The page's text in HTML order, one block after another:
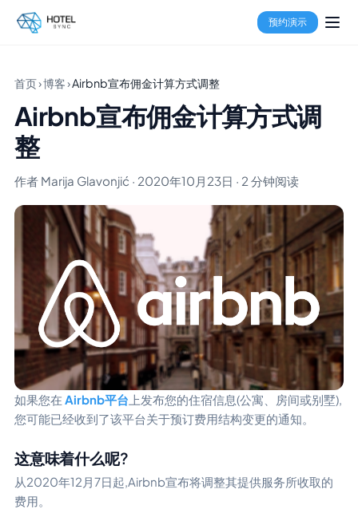
预约演示
首页›博客›Airbnb宣布佣金计算方式调整
Airbnb宣布佣金计算方式调
整
作者 Marija Glavonjić · 2020年10月23日 · 2 分钟阅读
如果您在 Airbnb平台 上发布您的住宿信息(公寓、房间或别墅),
您可能已经收到了该平台关于预订费用结构变更的通知。
这意味着什么呢?
从2020年12月7日起,Airbnb宣布将调整其提供服务所收取的
费用。